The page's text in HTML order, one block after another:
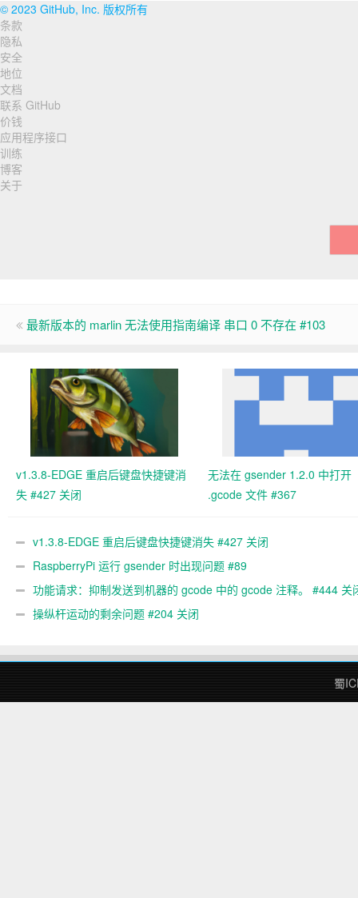
© 2023 GitHub, Inc. 版权所有
页
脚
导
航
条款
隐私
安全
地位
文档
联系 GitHub
价钱
应用程序接口
训练
博客
关于
最新版本的 marlin 无法使用指南编译 串口 0 不存在 #103
v1.3.8-EDGE 重启后键盘快捷键消
失 #427 关闭
无法在 gsender 1.2.0 中打开
.gcode 文件 #367
v1.3.8-EDGE 重启后键盘快捷键消失 #427 关闭
RaspberryPi 运行 gsender 时出现问题 #89
功能请求：抑制发送到机器的 gcode 中的 gcode 注释。 #444 关
操纵杆运动的剩余问题 #204 关闭
蜀